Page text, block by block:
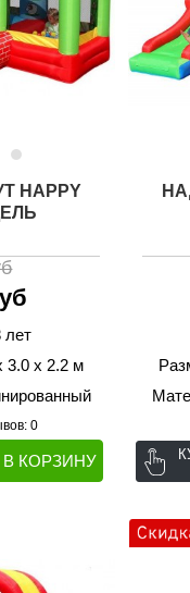
HAPPY
лет
3.0 х 2.2 м
0